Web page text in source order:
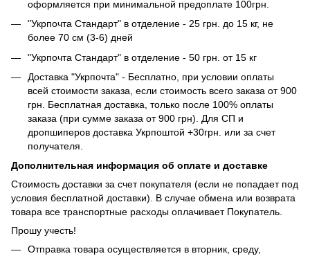
оформляется при минимальной предоплате 100грн.
"Укрпочта Стандарт" в отделение - 25 грн. до 15 кг, не
более 70 см (3-6) дней
"Укрпочта Стандарт" в отделение - 50 грн. от 15 кг
Доставка "Укрпочта" - Бесплатно, при условии оплаты
всей стоимости заказа, если стоимость всего заказа от 900
грн. Бесплатная доставка, только после 100% оплаты
заказа (при сумме заказа от 900 грн). Для СП и
дропшиперов доставка Укрпоштой +30грн. или за счет
получателя.
Дополнительная информация об оплате и доставке
Стоимость доставки за счет покупателя (если не попадает под
условия бесплатной доставки). В случае обмена или возврата
товара все транспортные расходы оплачивает Покупатель.
Прошу учесть!
Отправка товара осуществляется в вторник, среду,